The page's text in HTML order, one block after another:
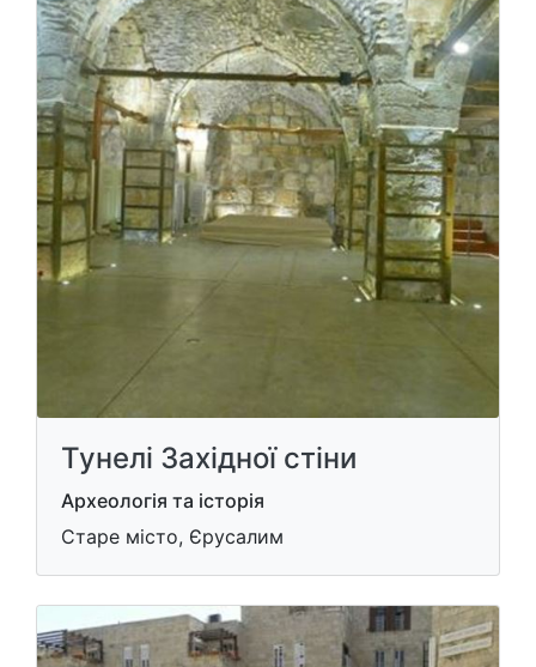
Тунелі Західної стіни
Археологія та історія
Старе місто, Єрусалим